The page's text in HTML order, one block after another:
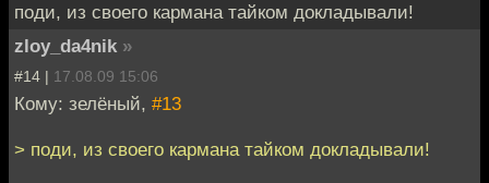
поди, из своего кармана тайком докладывали!
zloy_da4nik »
#14 | 17.08.09 15:06
Кому: зелёный, #13
> поди, из своего кармана тайком докладывали!